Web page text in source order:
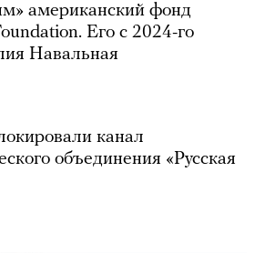
американский фонд
Его с 2024-го
Навальная
канал
объединения «Русская